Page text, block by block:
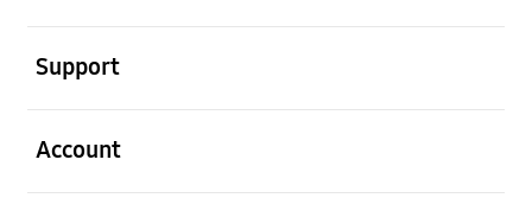
Support
Account